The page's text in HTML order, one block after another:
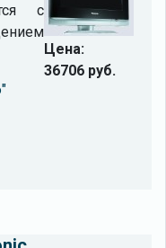
Цена:
36706 руб.
с